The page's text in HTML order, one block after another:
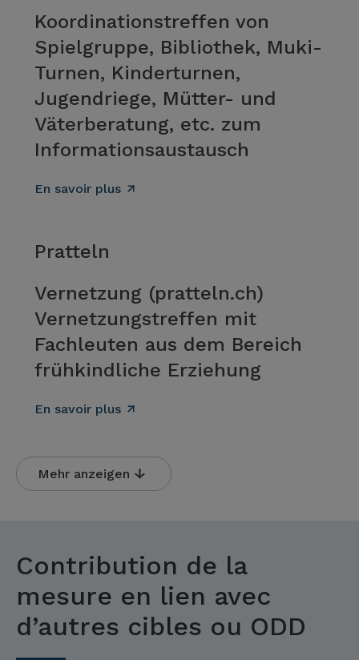
Koordinationstreffen von
Spielgruppe, Bibliothek, Muki-
Turnen, Kinderturnen,
Jugendriege, Mütter- und
Väterberatung, etc. zum
Informationsaustausch
En savoir plus
Pratteln
Vernetzung (pratteln.ch)
Vernetzungstreffen mit
Fachleuten aus dem Bereich
frühkindliche Erziehung
En savoir plus
Mehr anzeigen
Contribution de la
mesure en lien avec
d’autres cibles ou ODD